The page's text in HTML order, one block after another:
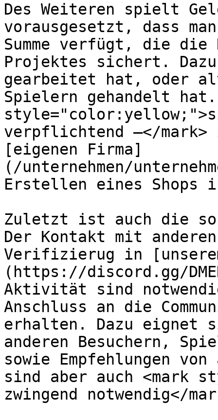
Des Weiteren spielt
vorausgesetzt, dass
Summe verfügt, die die
Projektes sichert.
gearbeitet hat, oder
Spielern gehandelt
verpflichtend –</
[eigenen Firma]
(/unternehmen/
Erstellen eines Shops
Zuletzt ist auch die
Der Kontakt mit
Verifizierug in
(https://discord.gg/
Aktivität sind
Anschluss an die
erhalten. Dazu eignet
anderen Besuchern,
sowie Empfehlungen
sind aber auch <mark
zwingend notwendig</